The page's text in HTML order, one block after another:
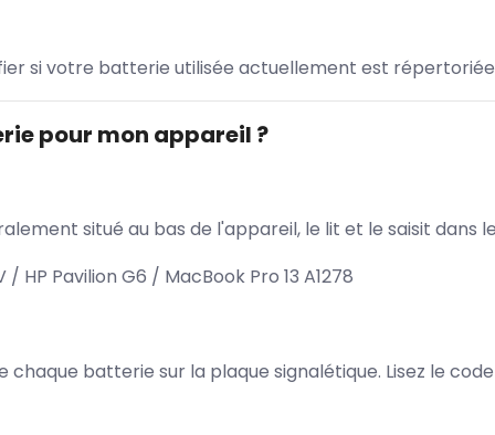
si votre batterie utilisée actuellement est
pour mon appareil ?
situé au bas de l'appareil, le lit et le saisit dans
HP Pavilion G6 / MacBook Pro 13 A1278
batterie sur la plaque signalétique. Lisez le